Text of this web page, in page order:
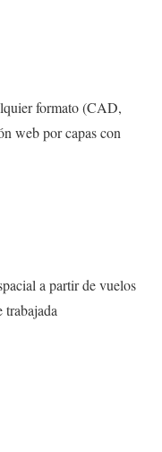
formato (CAD,
web por capas con
a partir de vuelos